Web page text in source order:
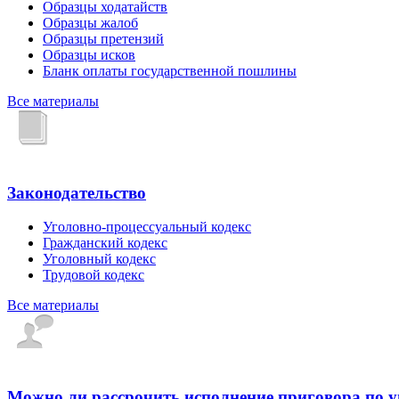
Образцы ходатайств
Образцы жалоб
Образцы претензий
Образцы исков
Бланк оплаты государственной пошлины
Все материалы
Законодательство
Уголовно-процессуальный кодекс
Гражданский кодекс
Уголовный кодекс
Трудовой кодекс
Все материалы